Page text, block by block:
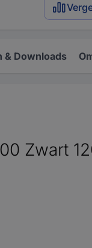
& Downloads
Zwart